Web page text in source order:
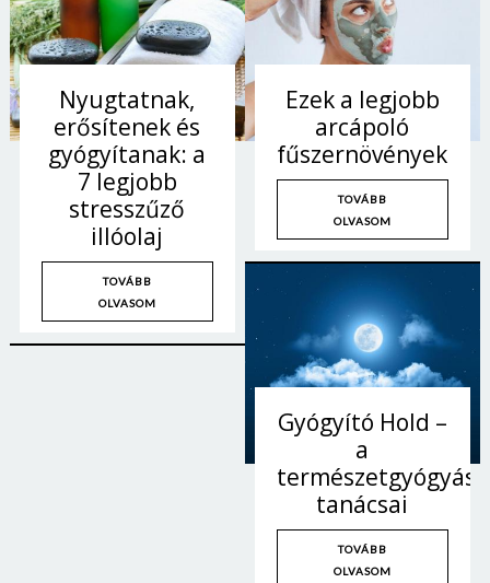
Nyugtatnak,
erősítenek és
gyógyítanak: a
7 legjobb
stresszűző
illóolaj
TOVÁBB
OLVASOM
Ezek a legjobb
arcápoló
fűszernövények
TOVÁBB
OLVASOM
Gyógyító Hold –
a
természetgyógyász
tanácsai
TOVÁBB
OLVASOM